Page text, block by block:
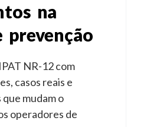
na
prevenção
NR-12 com
casos reais e
mudam o
operadores de